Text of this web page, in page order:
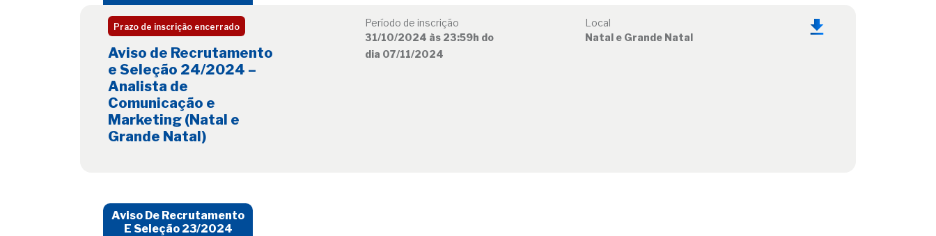
Prazo de inscrição encerrado
Aviso de Recrutamento
e Seleção 24/2024 –
Analista de
Comunicação e
Marketing (Natal e
Grande Natal)
Período de inscrição
31/10/2024 às 23:59h do
dia 07/11/2024
Local
Natal e Grande Natal
Aviso De Recrutamento
E Seleção 23/2024